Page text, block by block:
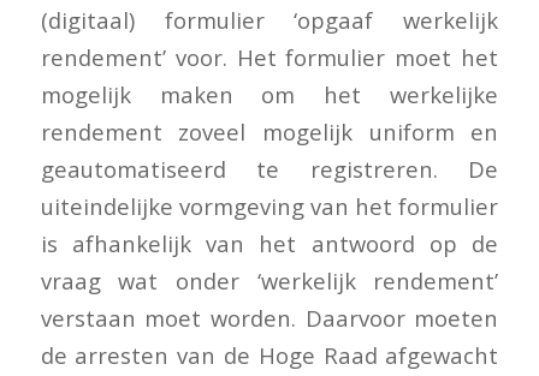
(digitaal) formulier ‘opgaaf werkelijk
rendement’ voor. Het formulier moet het
mogelijk maken om het werkelijke
rendement zoveel mogelijk uniform en
geautomatiseerd te registreren. De
uiteindelijke vormgeving van het formulier
is afhankelijk van het antwoord op de
vraag wat onder ‘werkelijk rendement’
verstaan moet worden. Daarvoor moeten
de arresten van de Hoge Raad afgewacht